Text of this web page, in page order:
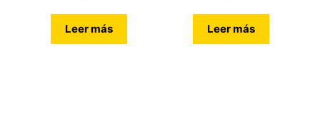
Leer más Leer más